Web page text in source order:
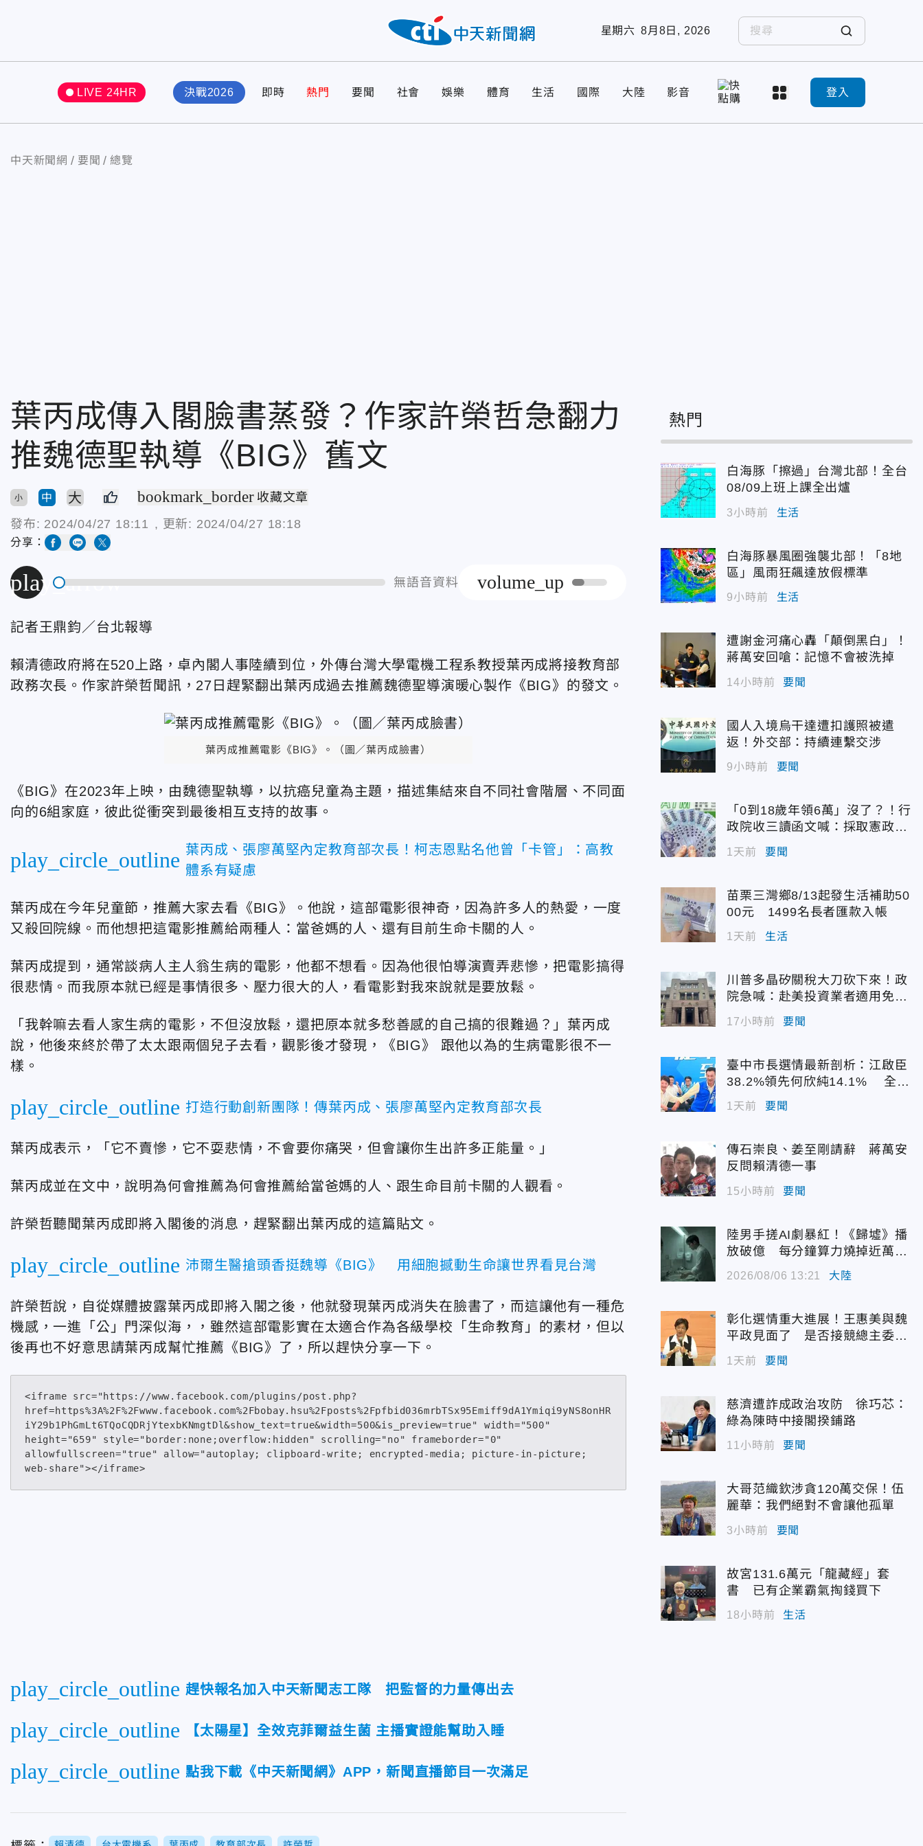
星期六 8月8日, 2026
LIVE 24HR 決戰2026 即時 熱門 要聞 社會 娛樂 體育 生活 國際 大陸 影音 登入
中天新聞網 要聞 總覽
葉丙成傳入閣臉書蒸發？作家許榮哲急翻力
推魏德聖執導《BIG》舊文
小 中 大 bookmark_border 收藏文章
發布: 2024/04/27 18:11 , 更新: 2024/04/27 18:18
分享：
play_arrow 無語音資料 volume_up
記者王鼎鈞／台北報導
賴清德政府將在520上路，卓內閣人事陸續到位，外傳台灣大學電機工程系教授葉丙成將接教育部
政務次長。作家許榮哲聞訊，27日趕緊翻出葉丙成過去推薦魏德聖導演暖心製作《BIG》的發文。
葉丙成推薦電影《BIG》。（圖／葉丙成臉書）
《BIG》在2023年上映，由魏德聖執導，以抗癌兒童為主題，描述集結來自不同社會階層、不同面
向的6組家庭，彼此從衝突到最後相互支持的故事。
play_circle_outline 葉丙成、張廖萬堅內定教育部次長！柯志恩點名他曾「卡管」：高教
體系有疑慮
葉丙成在今年兒童節，推薦大家去看《BIG》。他說，這部電影很神奇，因為許多人的熱愛，一度
又殺回院線。而他想把這電影推薦給兩種人：當爸媽的人、還有目前生命卡關的人。
葉丙成提到，通常談病人主人翁生病的電影，他都不想看。因為他很怕導演賣弄悲慘，把電影搞得
很悲情。而我原本就已經是事情很多、壓力很大的人，看電影對我來說就是要放鬆。
「我幹嘛去看人家生病的電影，不但沒放鬆，還把原本就多愁善感的自己搞的很難過？」葉丙成
說，他後來終於帶了太太跟兩個兒子去看，觀影後才發現，《BIG》 跟他以為的生病電影很不一
樣。
play_circle_outline 打造行動創新團隊！傳葉丙成、張廖萬堅內定教育部次長
葉丙成表示，「它不賣慘，它不耍悲情，不會要你痛哭，但會讓你生出許多正能量。」
葉丙成並在文中，說明為何會推薦為何會推薦給當爸媽的人、跟生命目前卡關的人觀看。
許榮哲聽聞葉丙成即將入閣後的消息，趕緊翻出葉丙成的這篇貼文。
play_circle_outline 沛爾生醫搶頭香挺魏導《BIG》 用細胞撼動生命讓世界看見台灣
許榮哲說，自從媒體披露葉丙成即將入閣之後，他就發現葉丙成消失在臉書了，而這讓他有一種危
機感，一進「公」門深似海，，雖然這部電影實在太適合作為各級學校「生命教育」的素材，但以
後再也不好意思請葉丙成幫忙推薦《BIG》了，所以趕快分享一下。
<iframe src="https://www.facebook.com/plugins/post.php?
href=https%3A%2F%2Fwww.facebook.com%2Fbobay.hsu%2Fposts%2Fpfbid036mrbTSx95Emiff9dA1Ymiqi9yNS8onHR
iY29b1PhGmLt6TQoCQDRjYtexbKNmgtDl&show_text=true&width=500&is_preview=true" width="500"
height="659" style="border:none;overflow:hidden" scrolling="no" frameborder="0"
allowfullscreen="true" allow="autoplay; clipboard-write; encrypted-media; picture-in-picture;
web-share"></iframe>
play_circle_outline 趕快報名加入中天新聞志工隊 把監督的力量傳出去
play_circle_outline 【太陽星】全效克菲爾益生菌 主播實證能幫助入睡
play_circle_outline 點我下載《中天新聞網》APP，新聞直播節目一次滿足
熱門
白海豚「擦過」台灣北部！全台
08/09上班上課全出爐
3小時前 生活
白海豚暴風圈強襲北部！「8地
區」風雨狂飆達放假標準
9小時前 生活
遭謝金河痛心轟「顛倒黑白」！
蔣萬安回嗆：記憶不會被洗掉
14小時前 要聞
國人入境烏干達遭扣護照被遣
返！外交部：持續連繫交涉
9小時前 要聞
「0到18歲年領6萬」沒了？！行
政院收三讀函文喊：採取憲政作
1天前 要聞
苗栗三灣鄉8/13起發生活補助50
00元 1499名長者匯款入帳
1天前 生活
川普多晶矽關稅大刀砍下來！政
院急喊：赴美投資業者適用免稅
配額
17小時前 要聞
臺中市長選情最新剖析：江啟臣
38.2%領先何欣純14.1% 全世
代支持度全面居首
1天前 要聞
傳石崇良、姜至剛請辭 蔣萬安
反問賴清德一事
15小時前 要聞
陸男手搓AI劇暴紅！《歸墟》播
放破億 每分鐘算力燒掉近萬台
2026/08/06 13:21 大陸
彰化選情重大進展！王惠美與魏
平政見面了 是否接競總主委態
度曝光
1天前 要聞
慈濟遭詐成政治攻防 徐巧芯：
綠為陳時中接閣揆鋪路
11小時前 要聞
大哥范織欽涉貪120萬交保！伍
麗華：我們絕對不會讓他孤單
3小時前 要聞
故宮131.6萬元「龍藏經」套
書 已有企業霸氣掏錢買下
18小時前 生活